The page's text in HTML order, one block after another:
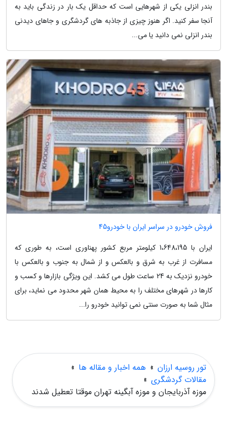
بندر انزلی یکی از شهرهایی است که حداقل یک بار در زندگی باید به
آنجا سفر کنید. اگر هنوز چیزی از جاذبه های گردشگری و جاهای دیدنی
بندر انزلی نمی دانید یا می...
فروش خودرو در سراسر ایران با خودرو45
ایران با 1،648،195 کیلومتر مربع کشور پهناوری است، به طوری که
مسافرت از غرب به شرق و بالعکس و از شمال به جنوب و بالعکس با
خودرو نزدیک به 24 ساعت طول می کشد. این ویژگی بازارها و کسب و
کارها در شهرهای مختلف را به محیط همان شهر محدود می نماید، برای
مثال شما به صورت سنتی نمی توانید خودرو را...
تور روسیه ارزان » همه اخبار و مقاله ها »
مقالات گردشگری »
موزه آذربایجان و موزه آبگینه تهران موقتا تعطیل شدند